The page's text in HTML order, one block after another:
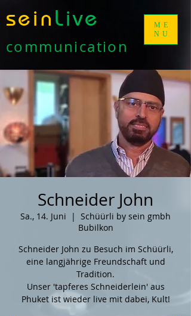
ME
NU
sein Live
communication
Schneider John
Sa., 14. Juni
  |
Schüürli by sein gmbh
Bubilkon
Schneider John zu Besuch im Schüürli,
eine langjährige Freundschaft und
Tradition.
Unser 'tapferes Schneiderlein' aus
Phuket ist wieder live mit dabei, Kult!